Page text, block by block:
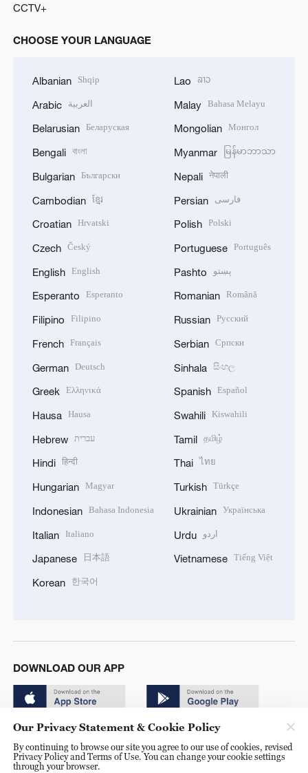
CCTV+
CHOOSE YOUR LANGUAGE
Albanian Shqip
Arabic العربية
Belarusian Беларуская
Bengali বাংলা
Bulgarian Български
Cambodian ខ្មែរ
Croatian Hrvatski
Czech Český
English English
Esperanto Esperanto
Filipino Filipino
French Français
German Deutsch
Greek Ελληνικά
Hausa Hausa
Hebrew עברית
Hindi हिन्दी
Hungarian Magyar
Indonesian Bahasa Indonesia
Italian Italiano
Japanese 日本語
Korean 한국어
Lao ລາວ
Malay Bahasa Melayu
Mongolian Монгол
Myanmar မြန်မာဘာသာ
Nepali नेपाली
Persian فارسی
Polish Polski
Portuguese Português
Pashto پښتو
Romanian Română
Russian Русский
Serbian Српски
Sinhala සිංහල
Spanish Español
Swahili Kiswahili
Tamil தமிழ்
Thai ไทย
Turkish Türkçe
Ukrainian Українська
Urdu اردو
Vietnamese Tiếng Việt
DOWNLOAD OUR APP
© China Radio International.CRI. All Rights Reserved. 16A
Our Privacy Statement & Cookie Policy
By continuing to browse our site you agree to our use of cookies, revised
Privacy Policy and Terms of Use. You can change your cookie settings
through your browser.